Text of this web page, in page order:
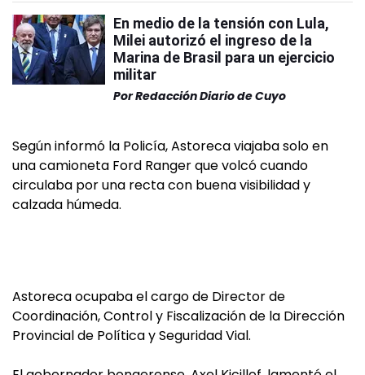
En medio de la tensión con Lula,
Milei autorizó el ingreso de la
Marina de Brasil para un ejercicio
militar
PorRedacción Diario de Cuyo
Según informó la Policía, Astoreca viajaba solo en
una camioneta Ford Ranger que volcó cuando
circulaba por una recta con buena visibilidad y
calzada húmeda.
Astoreca ocupaba el cargo de Director de
Coordinación, Control y Fiscalización de la Dirección
Provincial de Política y Seguridad Vial.